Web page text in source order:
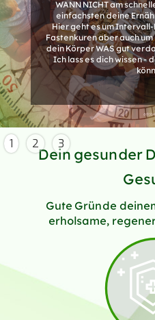
WANN NICHT am
einfachsten deine
Hier geht es um
Fastenkuren aber auch um
dein Körper WAS gut
Ich lass es dich wissen -
1 2 3
Dein gesunder
Gute Gründe
erholsame,